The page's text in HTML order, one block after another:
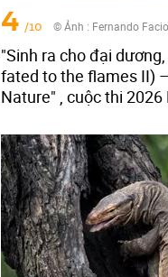
4 /10 © Ảnh : Fernando
"Sinh ra cho đại
fated to the flames II)
Nature" , cuộc thi